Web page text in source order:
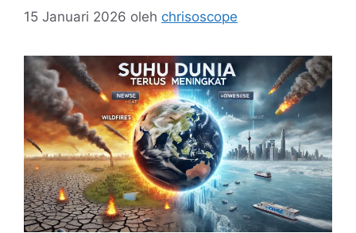
15 Januari 2026 oleh chrisoscope